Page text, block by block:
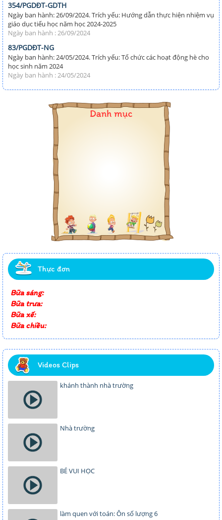
354/PGDĐT-GDTH
Ngày ban hành: 26/09/2024. Trích yếu: Hướng dẫn thực hiện nhiệm vụ
giáo dục tiểu học năm học 2024-2025
Ngày ban hành : 26/09/2024
83/PGDĐT-NG
Ngày ban hành: 24/05/2024. Trích yếu: Tổ chức các hoạt động hè cho
học sinh năm 2024
Ngày ban hành : 24/05/2024
Danh mục
Thực đơn
Bữa sáng:
Bữa trưa:
Bữa xế:
Bữa chiều:
Videos Clips
khánh thành nhà trường
Nhà trường
BÉ VUI HỌC
làm quen với toán: Ôn số lượng 6